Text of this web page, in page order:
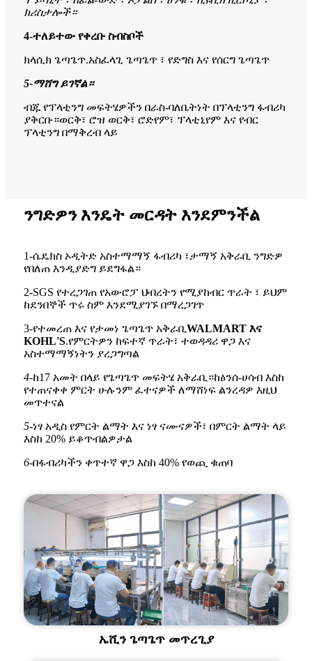
ክሪስታሎች።
4-ተለይተው የቀረቡ ስብስቦች
ክላሲክ ጌጣጌጥ.አስፈላጊ ጌጣጌጥ ፣ የድግስ እና የሰርግ ጌጣጌጥ
5-ማሸግ ይገኛል።
ብጁ የፕላቲንግ መፍትሄዎችን በራስ-ባለቤትነት በፕላቲንግ ፋብሪካ
ያቅርቡ።ወርቅ፣ ሮዝ ወርቅ፣ ሮድየም፣ ፕላቲኒየም እና የብር
ፕላቲንግ በማቅረብ ላይ
ንግድዎን እንዴት መርዳት እንደምንችል
1-ሴዴክስ ኦዲትድ አስተማማኝ ፋብሪካ ፣ታማኝ አቅራቢ ንግድዎ
የበለጠ እንዲያድግ ይደግፋል።
2-SGS የተረጋገጠ የአውሮፓ ህብረትን የሚያከብር ጥራት ፣ ይህም
ከደንበኞች ጥሩ ስም እንደሚያገኙ በማረጋገጥ
3-የተመረጠ እና የታመነ ጌጣጌጥ አቅራቢWALMART እና
KOHL'S.የምርትዎን ከፍተኛ ጥራት፣ ተወዳዳሪ ዋጋ እና
አስተማማኝነትን ያረጋግጣል
4-ከ17 አመት በላይ የጌጣጌጥ መፍትሄ አቅራቢ።ከፅንሰ-ሀሳብ እስከ
የተጠናቀቀ ምርት ሁሉንም ፈተናዎች ለማሸነፍ ልንረዳዎ እዚህ
መጥተናል
5-ነፃ አዲስ የምርት ልማት እና ነፃ ናሙናዎች፣ በምርት ልማት ላይ
እስከ 20% ይቆጥብልዎታል
6-በፋብሪካችን ቀጥተኛ ዋጋ እስከ 40% የወጪ ቁጠባ
ኤሺን ጌጣጌጥ መጥረጊያ